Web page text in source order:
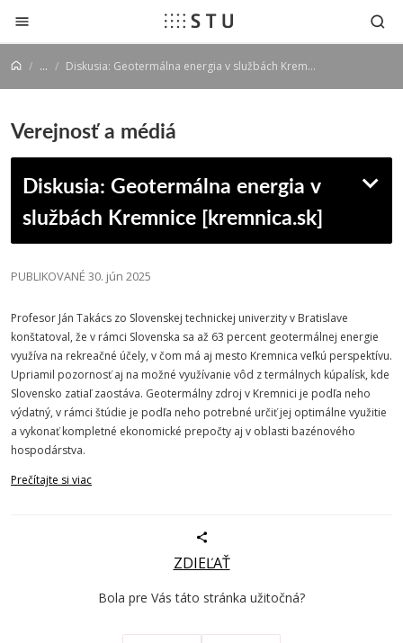
Prejsť na obsah
... Diskusia: Geotermálna energia v službách Kremnice [kremnica.sk]
Verejnosť a médiá
Diskusia: Geotermálna energia v
službách Kremnice [kremnica.sk]
PUBLIKOVANÉ 30. jún 2025
Profesor Ján Takács zo Slovenskej technickej univerzity v Bratislave
konštatoval, že v rámci Slovenska sa až 63 percent geotermálnej energie
využíva na rekreačné účely, v čom má aj mesto Kremnica veľkú perspektívu.
Upriamil pozornosť aj na možné využívanie vôd z termálnych kúpalísk, kde
Slovensko zatiaľ zaostáva. Geotermálny zdroj v Kremnici je podľa neho
výdatný, v rámci štúdie je podľa neho potrebné určiť jej optimálne využitie
a vykonať kompletné ekonomické prepočty aj v oblasti bazénového
hospodárstva.
Prečítajte si viac
ZDIEĽAŤ
Bola pre Vás táto stránka užitočná?